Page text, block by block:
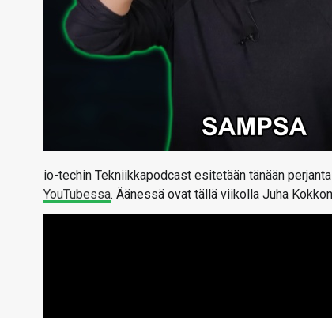
io-techin Tekniikkapodcast esitetään tänään
YouTubessa. Äänessä ovat tällä viikolla Juha